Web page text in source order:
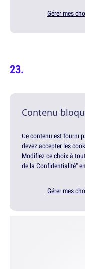
Gérer mes
Contenu
Ce contenu est fourni
devez accepter les
Modifiez ce choix à
de la Confidentialité"
Gérer mes